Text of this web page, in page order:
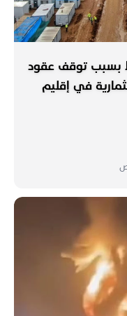
1200 ميغاواط بسبب توقف عقود
في إقليم